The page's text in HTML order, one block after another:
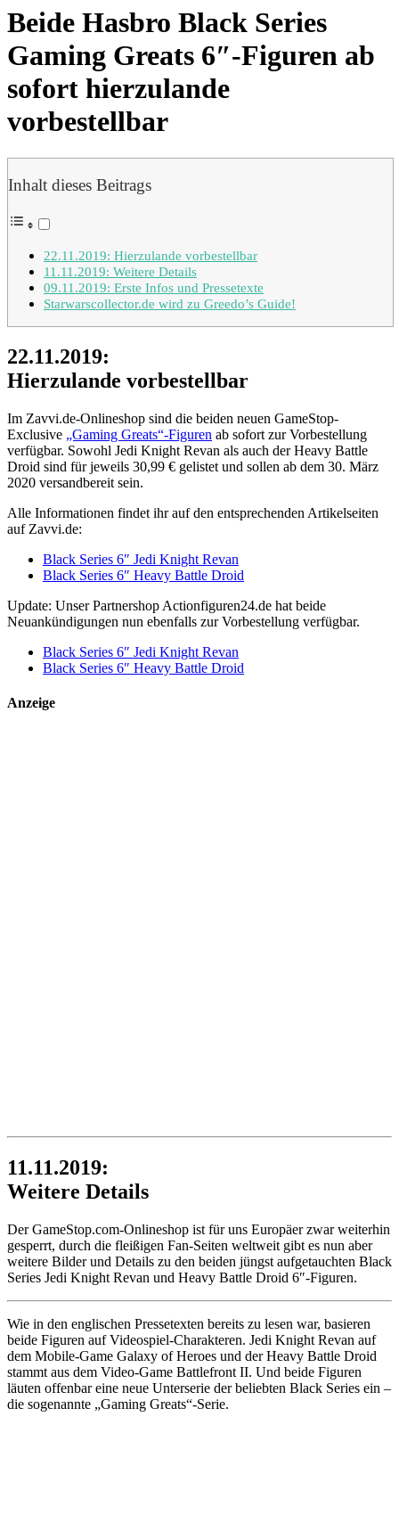
Beide Hasbro Black Series
Gaming Greats 6″-Figuren ab
sofort hierzulande
vorbestellbar
Inhalt dieses Beitrags
22.11.2019: Hierzulande vorbestellbar
11.11.2019: Weitere Details
09.11.2019: Erste Infos und Pressetexte
Starwarscollector.de wird zu Greedo’s Guide!
22.11.2019:
Hierzulande vorbestellbar
Im Zavvi.de-Onlineshop sind die beiden neuen GameStop-
Exclusive „Gaming Greats“-Figuren ab sofort zur Vorbestellung
verfügbar. Sowohl Jedi Knight Revan als auch der Heavy Battle
Droid sind für jeweils 30,99 € gelistet und sollen ab dem 30. März
2020 versandbereit sein.
Alle Informationen findet ihr auf den entsprechenden Artikelseiten
auf Zavvi.de:
Black Series 6″ Jedi Knight Revan
Black Series 6″ Heavy Battle Droid
Update: Unser Partnershop Actionfiguren24.de hat beide
Neuankündigungen nun ebenfalls zur Vorbestellung verfügbar.
Black Series 6″ Jedi Knight Revan
Black Series 6″ Heavy Battle Droid
Anzeige
11.11.2019:
Weitere Details
Der GameStop.com-Onlineshop ist für uns Europäer zwar weiterhin
gesperrt, durch die fleißigen Fan-Seiten weltweit gibt es nun aber
weitere Bilder und Details zu den beiden jüngst aufgetauchten Black
Series Jedi Knight Revan und Heavy Battle Droid 6″-Figuren.
Wie in den englischen Pressetexten bereits zu lesen war, basieren
beide Figuren auf Videospiel-Charakteren. Jedi Knight Revan auf
dem Mobile-Game Galaxy of Heroes und der Heavy Battle Droid
stammt aus dem Video-Game Battlefront II. Und beide Figuren
läuten offenbar eine neue Unterserie der beliebten Black Series ein –
die sogenannte „Gaming Greats“-Serie.